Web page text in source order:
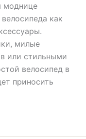
моднице
как
милые
или стильными
велосипед в
приносить